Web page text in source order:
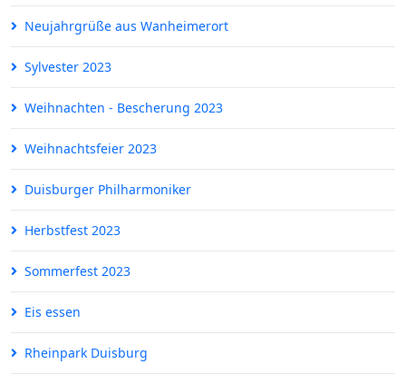
Neujahrgrüße aus Wanheimerort
Sylvester 2023
Weihnachten - Bescherung 2023
Weihnachtsfeier 2023
Duisburger Philharmoniker
Herbstfest 2023
Sommerfest 2023
Eis essen
Rheinpark Duisburg